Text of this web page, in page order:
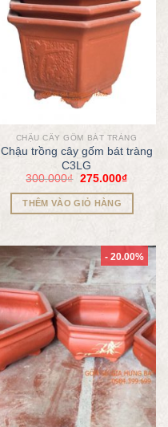
CHẬU CÂY GỐM BÁT TRÀNG
Chậu trồng cây gốm bát tràng
C3LG
300.000₫ 275.000₫
THÊM VÀO GIỎ HÀNG
- 20.00%